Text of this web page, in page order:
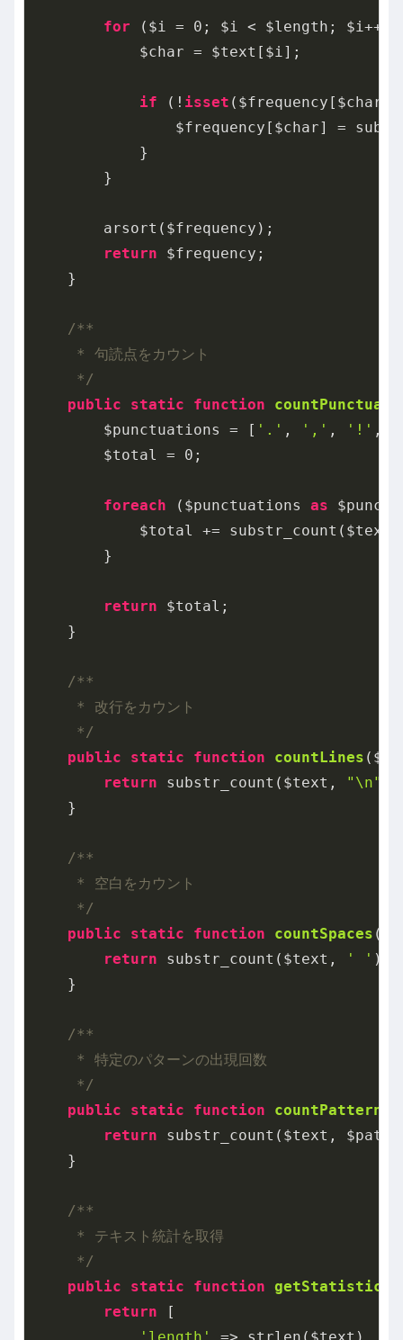
for ($i = 0 ; $i < $length; $i++)
            $char = $text[$i];
if (! isset
$frequency[$char] =
            }
        }
        arsort($frequency);
return $frequency;
    }
/**
     * 句読点をカウント
     */
public
static function
        $punctuations = [
'.' , ',' , '!' ,
        $total =
0 ;
foreach ($punctuations as
$total +=
        }
return $total;
    }
/**
     * 改行をカウント
     */
public
static function countLines
return substr_count($text, "\n"
    }
/**
     * 空白をカウント
     */
public
static function countSpaces
return substr_count($text, ' ' );
    }
/**
     * 特定のパターンの出現回数
     */
public
static function countPattern
return substr_count($text,
    }
/**
     * テキスト統計を取得
     */
public
static function getStatistics
return [